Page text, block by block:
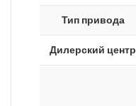
Тип привода
Дилерский центр